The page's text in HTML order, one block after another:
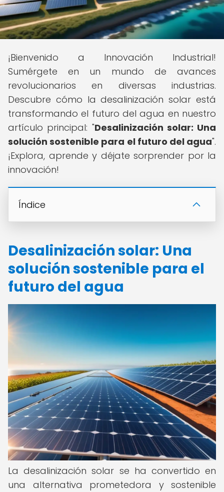
¡Bienvenido a Innovación Industrial!
Sumérgete en un mundo de avances
revolucionarios en diversas industrias.
Descubre cómo la desalinización solar está
transformando el futuro del agua en nuestro
artículo principal: "Desalinización solar: Una
solución sostenible para el futuro del agua".
¡Explora, aprende y déjate sorprender por la
innovación!
Índice
Desalinización solar: Una
solución sostenible para el
futuro del agua
La desalinización solar se ha convertido en
una alternativa prometedora y sostenible